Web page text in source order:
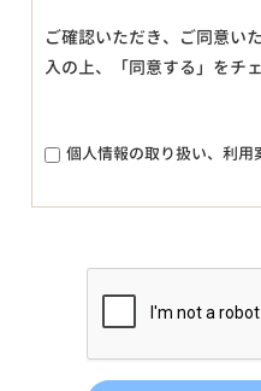
ご確認いただき、ご同意い
入の上、「同意する」をチ
個人情報の取り扱い、利用